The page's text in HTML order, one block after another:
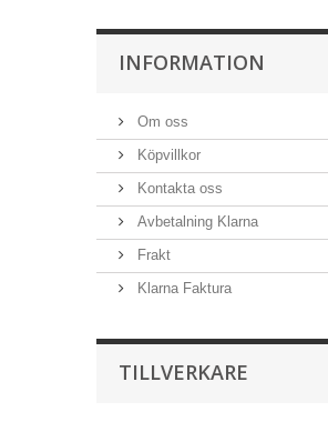
INFORMATION
Om oss
Köpvillkor
Kontakta oss
Avbetalning Klarna
Frakt
Klarna Faktura
TILLVERKARE